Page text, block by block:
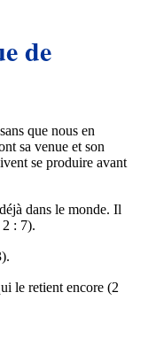
de
que nous en
sa venue et son
se produire avant
dans le monde. Il
: 7).
le retient encore (2